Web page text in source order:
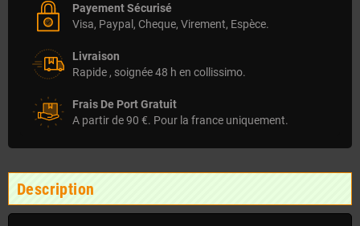
Payement Sécurisé
Visa, Paypal, Cheque, Virement, Espèce.
Livraison
Rapide , soignée 48 h en collissimo.
Frais De Port Gratuit
A partir de 90 €. Pour la france uniquement.
Description